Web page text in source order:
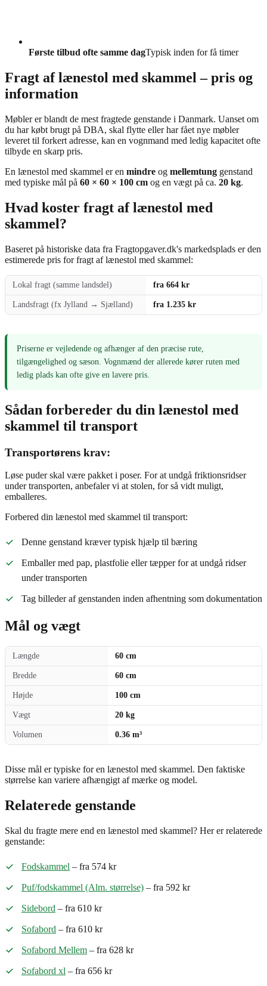
Første tilbud ofte samme dagTypisk inden for få timer
Fragt af lænestol med skammel – pris og
information
Møbler er blandt de mest fragtede genstande i Danmark. Uanset om
du har købt brugt på DBA, skal flytte eller har fået nye møbler
leveret til forkert adresse, kan en vognmand med ledig kapacitet ofte
tilbyde en skarp pris.
En lænestol med skammel er en mindre og mellemtung genstand
med typiske mål på 60 × 60 × 100 cm og en vægt på ca. 20 kg.
Hvad koster fragt af lænestol med
skammel?
Baseret på historiske data fra Fragtopgaver.dk's markedsplads er den
estimerede pris for fragt af lænestol med skammel:
Lokal fragt (samme landsdel) fra 664 kr
Landsfragt (fx Jylland → Sjælland) fra 1.235 kr
Priserne er vejledende og afhænger af den præcise rute,
tilgængelighed og sæson. Vognmænd der allerede kører ruten med
ledig plads kan ofte give en lavere pris.
Sådan forbereder du din lænestol med
skammel til transport
Transportørens krav:
Løse puder skal være pakket i poser. For at undgå friktionsridser
under transporten, anbefaler vi at stolen, for så vidt muligt,
emballeres.
Forbered din lænestol med skammel til transport:
Denne genstand kræver typisk hjælp til bæring
Emballer med pap, plastfolie eller tæpper for at undgå ridser
under transporten
Tag billeder af genstanden inden afhentning som dokumentation
Mål og vægt
Længde 60 cm
Bredde 60 cm
Højde 100 cm
Vægt 20 kg
Volumen 0.36 m³
Disse mål er typiske for en lænestol med skammel. Den faktiske
størrelse kan variere afhængigt af mærke og model.
Relaterede genstande
Skal du fragte mere end en lænestol med skammel? Her er relaterede
genstande:
Fodskammel – fra 574 kr
Puf/fodskammel (Alm. størrelse) – fra 592 kr
Sidebord – fra 610 kr
Sofabord – fra 610 kr
Sofabord Mellem – fra 628 kr
Sofabord xl – fra 656 kr